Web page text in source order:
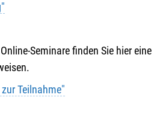
Seminare finden Sie hier eine
Teilnahme"